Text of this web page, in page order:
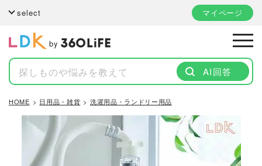
select マイページ
by
AI回答
HOME 日用品・雑貨 洗濯用品・ランドリー用品